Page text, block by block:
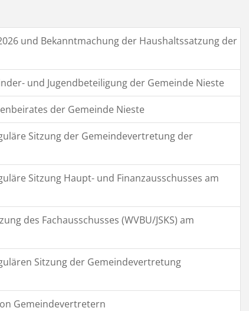
und Bekanntmachung der Haushaltssatzung der
und Jugendbeteiligung der Gemeinde Nieste
der Gemeinde Nieste
Sitzung der Gemeindevertretung der
Sitzung Haupt- und Finanzausschusses am
des Fachausschusses (WVBU/JSKS) am
Sitzung der Gemeindevertretung
Gemeindevertretern